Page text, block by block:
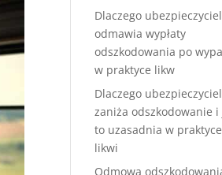
Dlaczego ubezpieczyciel
odmawia wypłaty
odszkodowania po
w praktyce likw
Dlaczego ubezpieczyciel
zaniża odszkodowanie i
to uzasadnia w praktyce
likwi
Odmowa